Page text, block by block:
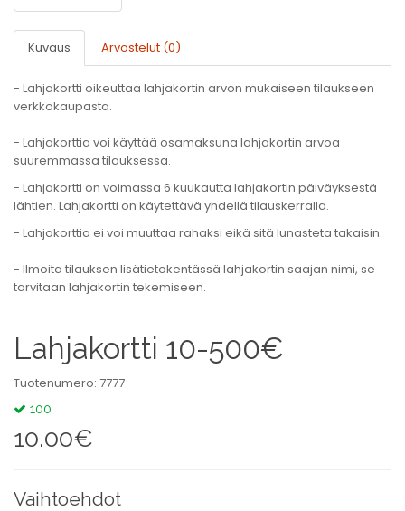
Kuvaus Arvostelut (0)
- Lahjakortti oikeuttaa lahjakortin arvon mukaiseen tilaukseen
verkkokaupasta.
- Lahjakorttia voi käyttää osamaksuna lahjakortin arvoa
suuremmassa tilauksessa.
- Lahjakortti on voimassa 6 kuukautta lahjakortin päiväyksestä
lähtien. Lahjakortti on käytettävä yhdellä tilauskerralla.
- Lahjakorttia ei voi muuttaa rahaksi eikä sitä lunasteta takaisin.
- Ilmoita tilauksen lisätietokentässä lahjakortin saajan nimi, se
tarvitaan lahjakortin tekemiseen.
Lahjakortti 10-500€
Tuotenumero: 7777
100
10.00€
Vaihtoehdot